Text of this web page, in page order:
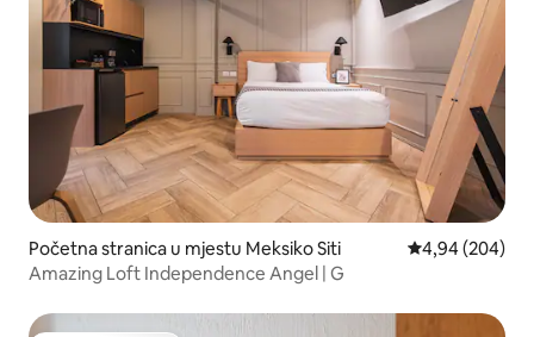
Početna stranica u mjestu Meksiko Siti prosječna
4,94 (204)
Amazing Loft Independence Angel | G